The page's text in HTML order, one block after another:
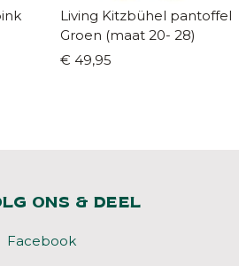
Living Kitzbühel pantoffel
Groen (maat 20- 28)
€ 49,95
ONS & DEEL
Facebook